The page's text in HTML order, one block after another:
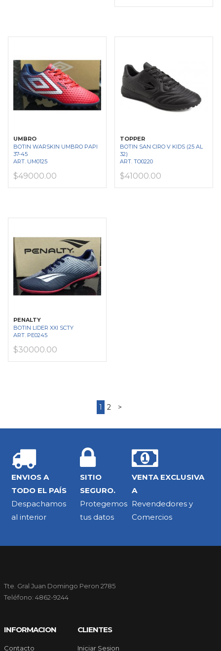
UMBRO
BOTIN WARSKIN UMBRO PAPI
37-45
ART. UM0125
$49000.00
TOPPER
BOTIN SAN CIRO V KIDS (25 AL
32)
ART. TO0220
$41000.00
PENALTY
BOTIN LIDER XXI SCTY
ART. PE0245
$30000.00
1 2 >
ENVIOS A
TODO EL PAÍS
Despachamos
al interior
SITIO
SEGURO.
Protegemos
tus datos
VENTA EXCLUSIVA
A
Revendedores y
Comercios
Tte. Gral Juan Domingo Peron 2785
Teléfono: 4862-9244
INFORMACION
Contacto
CLIENTES
Iniciar Sesion